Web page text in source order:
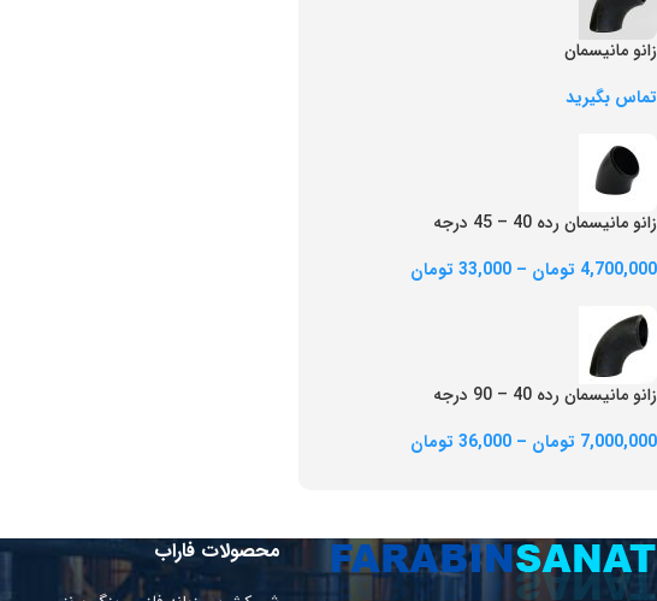
زانو مانیسمان
تماس بگیرید
زانو مانیسمان رده 40 – 45 درجه
4,700,000 تومان –
33,000 تومان
زانو مانیسمان رده 40 – 90 درجه
7,000,000 تومان –
36,000 تومان
محصولات فاراب